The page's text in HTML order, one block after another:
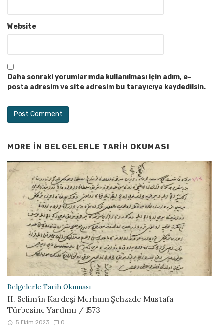
Website
Daha sonraki yorumlarımda kullanılması için adım, e-
posta adresim ve site adresim bu tarayıcıya kaydedilsin.
MORE IN BELGELERLE TARIH OKUMASI
Belgelerle Tarih Okuması
II. Selim’in Kardeşi Merhum Şehzade Mustafa
Türbesine Yardımı / 1573
5 Ekim 2023 0